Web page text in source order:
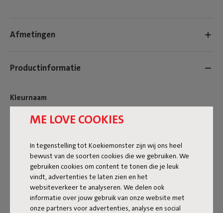
ME LOVE COOKIES
In tegenstelling tot Koekiemonster zijn wij ons heel
bewust van de soorten cookies die we gebruiken. We
gebruiken cookies om content te tonen die je leuk
vindt, advertenties te laten zien en het
websiteverkeer te analyseren. We delen ook
informatie over jouw gebruik van onze website met
onze partners voor advertenties, analyse en social
Afmetingen
Productinformatie
Kleurnaam
White
8719773060341
Productnaam
Edison La Surprise